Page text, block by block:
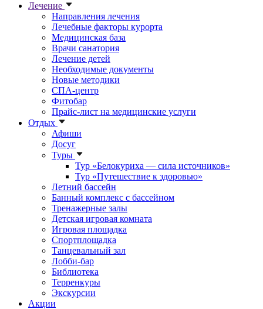
Лечение
Направления лечения
Лечебные факторы курорта
Медицинская база
Врачи санатория
Лечение детей
Необходимые документы
Новые методики
СПА-центр
Фитобар
Прайс-лист на медицинские услуги
Отдых
Афиши
Досуг
Туры
Тур «Белокуриха — сила источников»
Тур «Путешествие к здоровью»
Летний бассейн
Банный комплекс с бассейном
Тренажерные залы
Детская игровая комната
Игровая площадка
Спортплощадка
Танцевальный зал
Лобби-бар
Библиотека
Терренкуры
Экскурсии
Акции